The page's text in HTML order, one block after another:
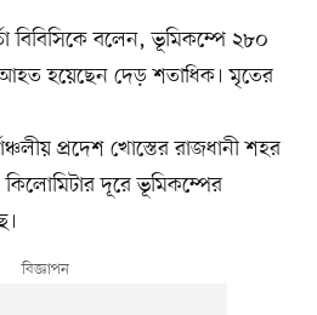
বিবিসিকে বলেন, ভূমিকম্পে ২৮০
হয়েছেন দেড় শতাধিক। মৃতের
প্রদেশ খোস্তের রাজধানী শহর
দূরে ভূমিকম্পের